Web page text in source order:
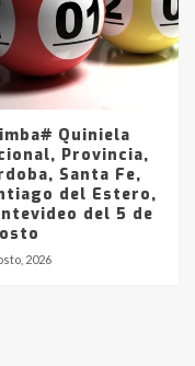
Quiniela
Provincia,
Santa Fe,
del Estero,
del 5 de
2026